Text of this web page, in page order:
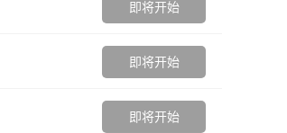
即将开始
即将开始
即将开始